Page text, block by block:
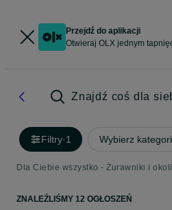
Przejdź do aplikacji
Otwieraj OLX jednym
Znajdź coś dla
Filtry·1 Wybierz
Dla Ciebie wszystko - Żurawniki i
ZNALEŹLIŚMY 12 OGŁOSZEŃ